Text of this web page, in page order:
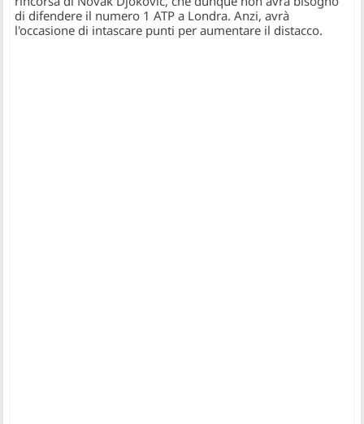
di difendere il numero 1 ATP a Londra. Anzi, avrà
l'occasione di intascare punti per aumentare il distacco.